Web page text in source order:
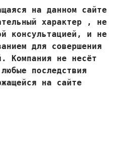
на данном сайте
характер , не
консультацией, и не
для совершения
Компания не несёт
последствия
на сайте